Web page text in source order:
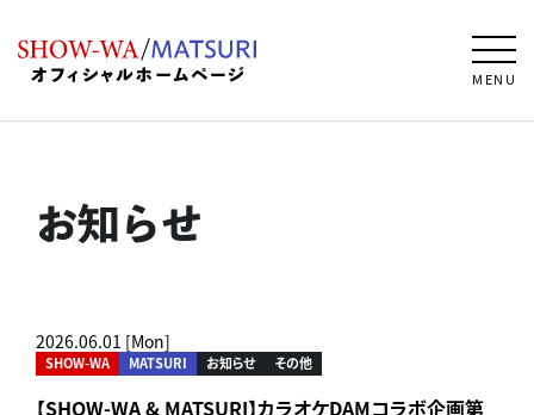
MENU
お知らせ
2026.06.01 [Mon]
SHOW-WA MATSURI お知らせ その他
【SHOW-WA & MATSURI】カラオケDAMコラボ企画第